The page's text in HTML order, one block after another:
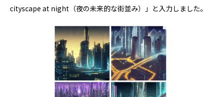
cityscape at night（夜の未来的な街並み）」と入力しました。